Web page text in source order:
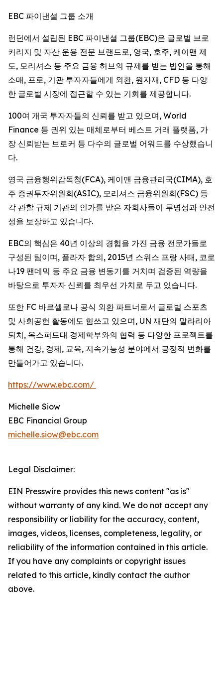
EBC 파이낸셜 그룹 소개
런던에서 설립된 EBC 파이낸셜 그룹(EBC)은 글로벌 브로
커리지 및 자산 운용 전문 브랜드로, 영국, 호주, 케이맨 제
도, 모리셔스 등 주요 금융 허브의 규제를 받는 법인을 통해
소매, 프로, 기관 투자자들에게 외환, 원자재, CFD 등 다양
한 글로벌 시장에 접근할 수 있는 기회를 제공합니다.
100여 개국 투자자들의 신뢰를 받고 있으며, World
Finance 등 권위 있는 매체로부터 베스트 거래 플랫폼, 가
장 신뢰받는 브로커 등 다수의 글로벌 어워드를 수상했습니
다.
영국 금융행위감독청(FCA), 케이맨 금융관리국(CIMA), 호
주 증권투자위원회(ASIC), 모리셔스 금융위원회(FSC) 등
각 관할 규제 기관의 인가를 받은 자회사들이 투명성과 안전
성을 보장하고 있습니다.
EBC의 핵심은 40년 이상의 경험을 가진 금융 전문가들로
구성된 팀이며, 플라자 합의, 2015년 스위스 프랑 사태, 코로
나19 팬데믹 등 주요 금융 변동기를 거치며 검증된 역량을
바탕으로 투자자 신뢰를 최우선 가치로 두고 있습니다.
또한 FC 바르셀로나 공식 외환 파트너로서 글로벌 스포츠
및 사회공헌 활동에도 힘쓰고 있으며, UN 재단의 말라리아
퇴치, 옥스퍼드대 경제학부와의 협력 등 다양한 프로젝트를
통해 건강, 경제, 교육, 지속가능성 분야에서 긍정적 변화를
만들어가고 있습니다.
https://www.ebc.com/
Michelle Siow
EBC Financial Group
michelle.siow@ebc.com
Legal Disclaimer:
EIN Presswire provides this news content "as is"
without warranty of any kind. We do not accept any
responsibility or liability for the accuracy, content,
images, videos, licenses, completeness, legality, or
reliability of the information contained in this article.
If you have any complaints or copyright issues
related to this article, kindly contact the author
above.